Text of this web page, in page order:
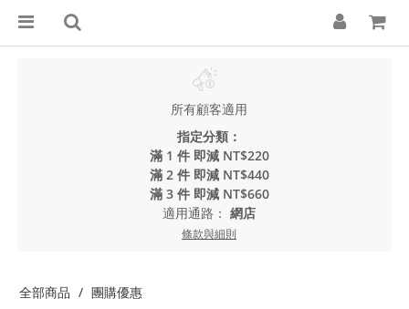
所有顧客適用
指定分類：
滿 1 件 即減 NT$220
滿 2 件 即減 NT$440
滿 3 件 即減 NT$660
適用通路： 網店
條款與細則
全部商品 團購優惠